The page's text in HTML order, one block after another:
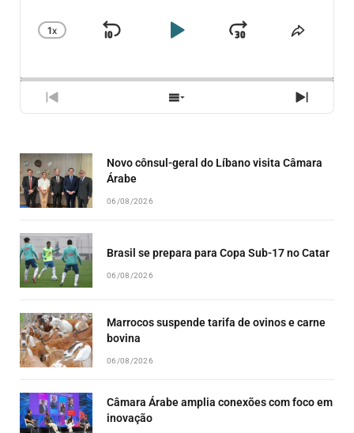
CHANGE
1X
SKIP
PLAYJUMP
PREVIOUS
EPISODE
SHOW
EPISODES
NEXT
Novo cônsul-geral do Líbano visita Câmara
Árabe
06/08/2026
Brasil se prepara para Copa Sub-17 no Catar
06/08/2026
Marrocos suspende tarifa de ovinos e carne
bovina
06/08/2026
Câmara Árabe amplia conexões com foco em
inovação